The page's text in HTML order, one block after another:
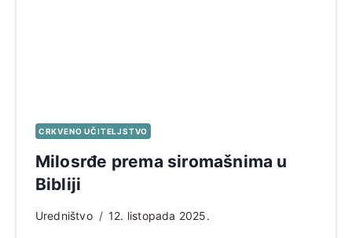
CRKVENO UČITELJSTVO
Milosrđe prema siromašnima u
Bibliji
Uredništvo 12. listopada 2025.